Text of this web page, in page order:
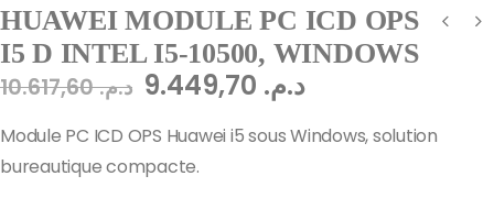
HUAWEI MODULE PC ICD OPS
I5 D INTEL I5-10500, WINDOWS
د.م.10.617,60 د.م.
Module PC ICD OPS Huawei i5 sous Windows, solution
bureautique compacte.